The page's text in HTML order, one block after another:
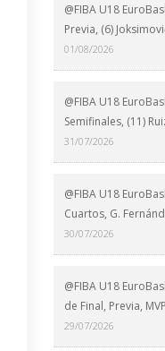
@FIBA U18
Previa, (6)
01/08/2026
@FIBA U18
Semifinales, (11)
31/07/2026
@FIBA U18
Cuartos, G.
30/07/2026
@FIBA U18
de Final, Previa, MVP
29/07/2026